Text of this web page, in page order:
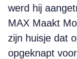
werd hij
MAX Maakt
zijn huisje dat
opgeknapt